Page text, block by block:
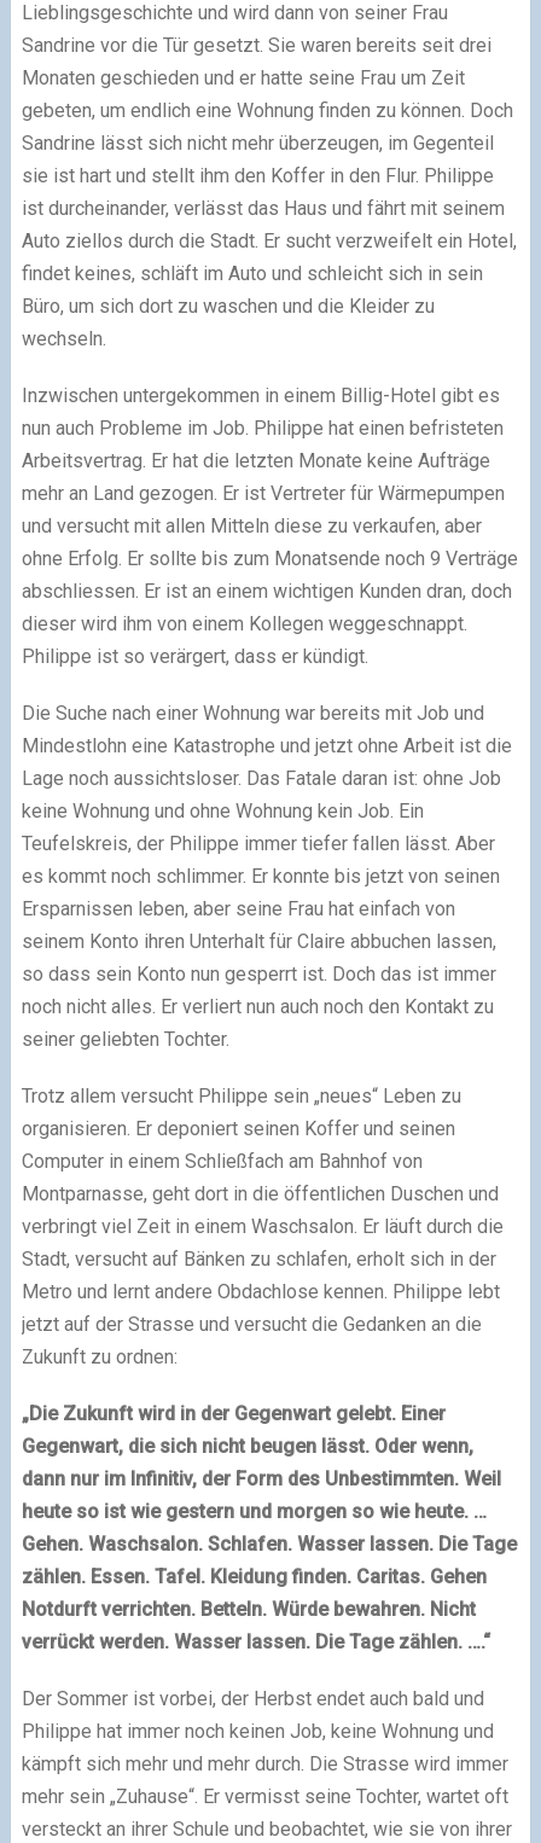
Lieblingsgeschichte und wird dann von seiner Frau
Sandrine vor die Tür gesetzt. Sie waren bereits seit drei
Monaten geschieden und er hatte seine Frau um Zeit
gebeten, um endlich eine Wohnung finden zu können. Doch
Sandrine lässt sich nicht mehr überzeugen, im Gegenteil
sie ist hart und stellt ihm den Koffer in den Flur. Philippe
ist durcheinander, verlässt das Haus und fährt mit seinem
Auto ziellos durch die Stadt. Er sucht verzweifelt ein Hotel,
findet keines, schläft im Auto und schleicht sich in sein
Büro, um sich dort zu waschen und die Kleider zu
wechseln.
Inzwischen untergekommen in einem Billig-Hotel gibt es
nun auch Probleme im Job. Philippe hat einen befristeten
Arbeitsvertrag. Er hat die letzten Monate keine Aufträge
mehr an Land gezogen. Er ist Vertreter für Wärmepumpen
und versucht mit allen Mitteln diese zu verkaufen, aber
ohne Erfolg. Er sollte bis zum Monatsende noch 9 Verträge
abschliessen. Er ist an einem wichtigen Kunden dran, doch
dieser wird ihm von einem Kollegen weggeschnappt.
Philippe ist so verärgert, dass er kündigt.
Die Suche nach einer Wohnung war bereits mit Job und
Mindestlohn eine Katastrophe und jetzt ohne Arbeit ist die
Lage noch aussichtsloser. Das Fatale daran ist: ohne Job
keine Wohnung und ohne Wohnung kein Job. Ein
Teufelskreis, der Philippe immer tiefer fallen lässt. Aber
es kommt noch schlimmer. Er konnte bis jetzt von seinen
Ersparnissen leben, aber seine Frau hat einfach von
seinem Konto ihren Unterhalt für Claire abbuchen lassen,
so dass sein Konto nun gesperrt ist. Doch das ist immer
noch nicht alles. Er verliert nun auch noch den Kontakt zu
seiner geliebten Tochter.
Trotz allem versucht Philippe sein „neues“ Leben zu
organisieren. Er deponiert seinen Koffer und seinen
Computer in einem Schließfach am Bahnhof von
Montparnasse, geht dort in die öffentlichen Duschen und
verbringt viel Zeit in einem Waschsalon. Er läuft durch die
Stadt, versucht auf Bänken zu schlafen, erholt sich in der
Metro und lernt andere Obdachlose kennen. Philippe lebt
jetzt auf der Strasse und versucht die Gedanken an die
Zukunft zu ordnen:
„Die Zukunft wird in der Gegenwart gelebt. Einer
Gegenwart, die sich nicht beugen lässt. Oder wenn,
dann nur im Infinitiv, der Form des Unbestimmten. Weil
heute so ist wie gestern und morgen so wie heute. …
Gehen. Waschsalon. Schlafen. Wasser lassen. Die Tage
zählen. Essen. Tafel. Kleidung finden. Caritas. Gehen
Notdurft verrichten. Betteln. Würde bewahren. Nicht
verrückt werden. Wasser lassen. Die Tage zählen. ….“
Der Sommer ist vorbei, der Herbst endet auch bald und
Philippe hat immer noch keinen Job, keine Wohnung und
kämpft sich mehr und mehr durch. Die Strasse wird immer
mehr sein „Zuhause“. Er vermisst seine Tochter, wartet oft
versteckt an ihrer Schule und beobachtet, wie sie von ihrer